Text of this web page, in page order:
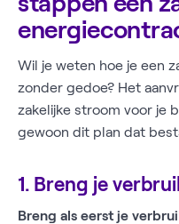
Wil je weten hoe je een
zonder gedoe? Het
zakelijke stroom voor je
gewoon dit plan dat
1. Breng je
Breng als eerst je